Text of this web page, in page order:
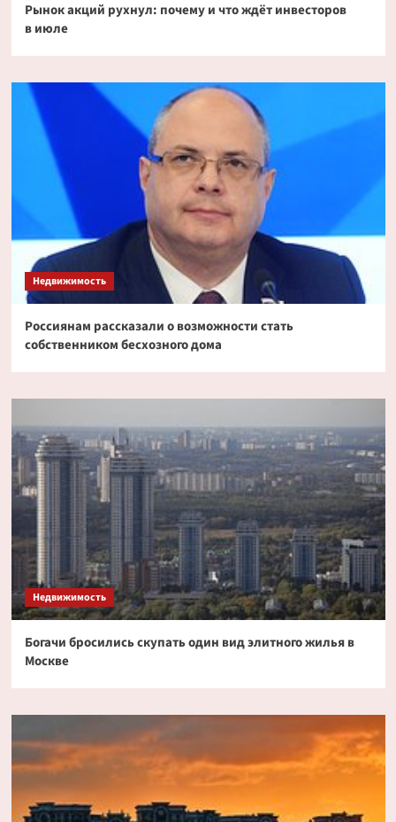
Рынок акций рухнул: почему и что ждёт инвесторов
в июле
Недвижимость
Россиянам рассказали о возможности стать
собственником бесхозного дома
Недвижимость
Богачи бросились скупать один вид элитного жилья в
Москве